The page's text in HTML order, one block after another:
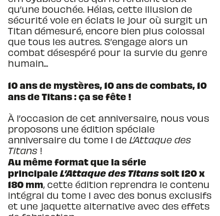
qu’une bouchée. Hélas, cette illusion de
sécurité vole en éclats le jour où surgit un
Titan démesuré, encore bien plus colossal
que tous les autres. S’engage alors un
combat désespéré pour la survie du genre
humain...
10 ans de mystères, 10 ans de combats, 10
ans de Titans : ça se fête !
À l’occasion de cet anniversaire, nous vous
proposons une édition spéciale
anniversaire du tome 1 de L’Attaque des
Titans !
Au même format que la série
principale L’Attaque des Titanssoit 120 x
180 mm, cette édition reprendra le contenu
intégral du tome 1 avec des bonus exclusifs
et une jaquette alternative avec des effets